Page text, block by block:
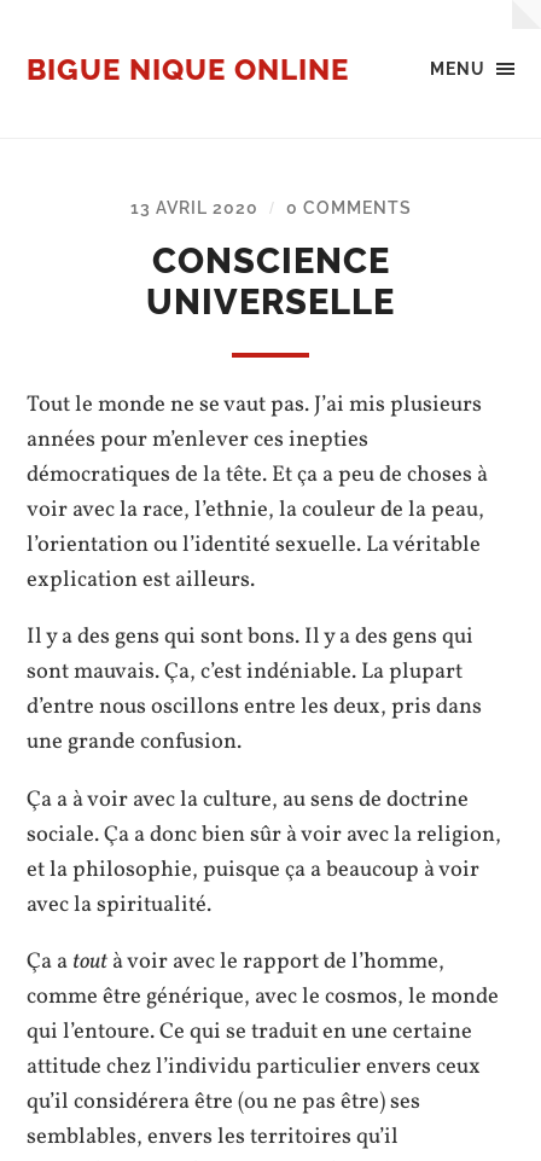
MENU
BIGUE NIQUE ONLINE
13 AVRIL 2020 / 0 COMMENTS
CONSCIENCE
UNIVERSELLE
Tout le monde ne se vaut pas. J’ai mis plusieurs
années pour m’enlever ces inepties
démocratiques de la tête. Et ça a peu de choses à
voir avec la race, l’ethnie, la couleur de la peau,
l’orientation ou l’identité sexuelle. La véritable
explication est ailleurs.
Il y a des gens qui sont bons. Il y a des gens qui
sont mauvais. Ça, c’est indéniable. La plupart
d’entre nous oscillons entre les deux, pris dans
une grande confusion.
Ça a à voir avec la culture, au sens de doctrine
sociale. Ça a donc bien sûr à voir avec la religion,
et la philosophie, puisque ça a beaucoup à voir
avec la spiritualité.
Ça atoutà voir avec le rapport de l’homme,
comme être générique, avec le cosmos, le monde
qui l’entoure. Ce qui se traduit en une certaine
attitude chez l’individu particulier envers ceux
qu’il considérera être (ou ne pas être) ses
semblables, envers les territoires qu’il